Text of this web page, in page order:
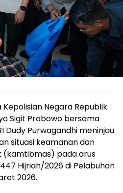
Kepolisian Negara Republik
Sigit Prabowo bersama
Dudy Purwagandhi meninjau
situasi keamanan dan
pada arus
Hijriah/2026 di Pelabuhan
2026.